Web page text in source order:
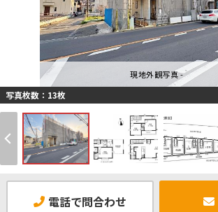
現地外観写真 -
写真枚数：13枚
電話で問合わせ